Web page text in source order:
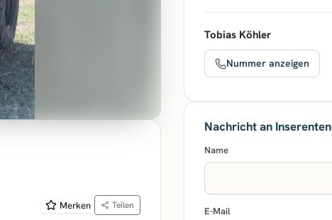
Merken Teilen
Tobias Köhler
Nummer anzeigen
Nachricht an Inserenten
Name
E-Mail